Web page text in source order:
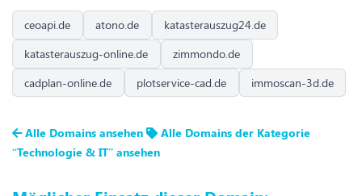
ceoapi.de atono.de
katasterauszug24.de
katasterauszug-online.de
zimmondo.de
cadplan-online.de
plotservice-cad.de immoscan-3d.de
Alle Domains ansehen
Alle Domains der Kategorie
“Technologie & IT” ansehen